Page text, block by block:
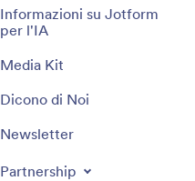
Informazioni su Jotform
per l'IA
Media Kit
Dicono di Noi
Newsletter
Partnership